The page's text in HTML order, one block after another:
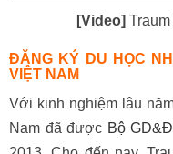
[Video]
ĐĂNG KÝ DU HỌC
VIỆT NAM
Với kinh nghiệm lâu
Nam đã được Bộ